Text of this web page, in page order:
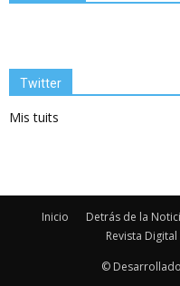
Twitter
Mis tuits
Inicio Detrás de la
Revista Digital
©